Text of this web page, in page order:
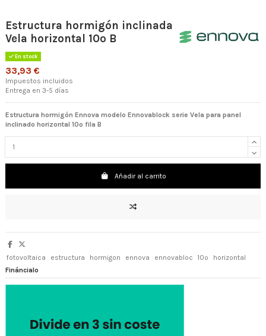
Estructura hormigón inclinada
Vela horizontal 10º B
En stock
33,93 €
Impuestos incluidos
Entrega en 3-5 días
Estructura hormigón Ennova modelo Ennovablock serie Vela para panel
inclinado horizontal 10º fila B
Añadir al carrito
fotovoltaica estructura hormigon ennova ennovabloc 10º
horizontal
Fináncialo